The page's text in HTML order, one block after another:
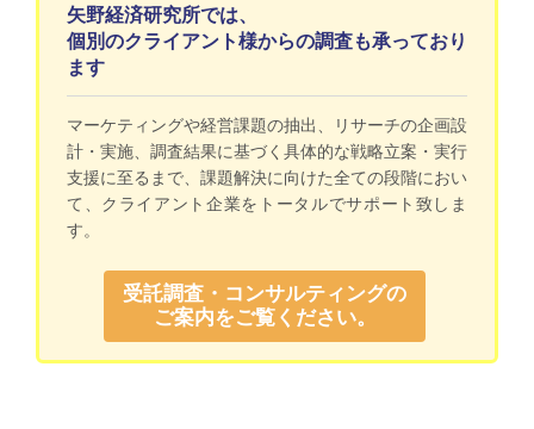
矢野経済研究所では、
個別のクライアント様からの調査も承っており
ます
マーケティングや経営課題の抽出、リサーチの企画設
計・実施、調査結果に基づく具体的な戦略立案・実行
支援に至るまで、課題解決に向けた全ての段階におい
て、クライアント企業をトータルでサポート致しま
す。
受託調査・コンサルティングの
ご案内をご覧ください。